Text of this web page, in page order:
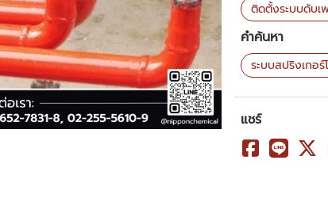
ติดตั้งระบบดับเ
คำค้นหา
ระบบสปริงเกอ
แชร์